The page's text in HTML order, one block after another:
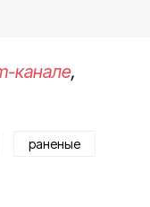
канале,
раненые